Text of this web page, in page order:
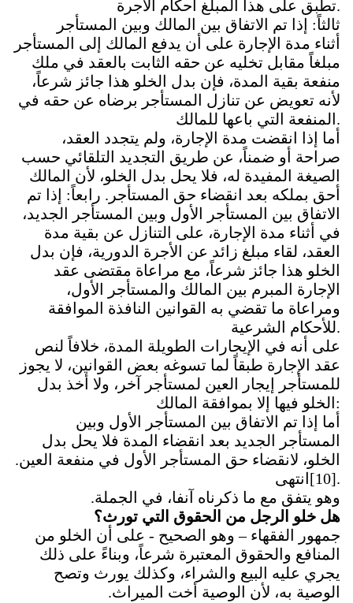
تطبق على هذا المبلغ أحكام الأجرة.
ثالثاً: إذا تم الاتفاق بين المالك وبين المستأجر
أثناء مدة الإجارة على أن يدفع المالك إلى المستأجر
مبلغاً مقابل تخليه عن حقه الثابت بالعقد في ملك
منفعة بقية المدة، فإن بدل الخلو هذا جائز شرعاً،
لأنه تعويض عن تنازل المستأجر برضاه عن حقه في
المنفعة التي باعها للمالك .
أما إذا انقضت مدة الإجارة، ولم يتجدد العقد،
صراحة أو ضمناً، عن طريق التجديد التلقائي حسب
الصيغة المفيدة له، فلا يحل بدل الخلو، لأن المالك
أحق بملكه بعد انقضاء حق المستأجر. رابعاً: إذا تم
الاتفاق بين المستأجر الأول وبين المستأجر الجديد،
في أثناء مدة الإجارة، على التنازل عن بقية مدة
العقد، لقاء مبلغ زائد عن الأجرة الدورية، فإن بدل
الخلو هذا جائز شرعاً، مع مراعاة مقتضى عقد
الإجارة المبرم بين المالك والمستأجر الأول،
ومراعاة ما تقضي به القوانين النافذة الموافقة
للأحكام الشرعية.
على أنه في الإيجارات الطويلة المدة، خلافاً لنص
عقد الإجارة طبقاً لما تسوغه بعض القوانين، لا يجوز
للمستأجر إيجار العين لمستأجر آخر، ولا أخذ بدل
الخلو فيها إلا بموافقة المالك :
أما إذا تم الاتفاق بين المستأجر الأول وبين
المستأجر الجديد بعد انقضاء المدة فلا يحل بدل
الخلو، لانقضاء حق المستأجر الأول في منفعة العين.
انتهى [10].
وهو يتفق مع ما ذكرناه آنفا، في الجملة.
هل خلو الرجل من الحقوق التي تورث؟
جمهور الفقهاء – وهو الصحيح - على أن الخلو من
المنافع والحقوق المعتبرة شرعاً، وبناءً على ذلك
يجري عليه البيع والشراء، وكذلك يورث وتصح
الوصية به، لأن الوصية أخت الميراث.